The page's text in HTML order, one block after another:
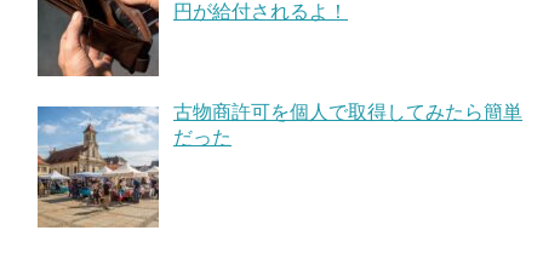
円が給付されるよ！
古物商許可を個人で取得してみたら簡単
だった